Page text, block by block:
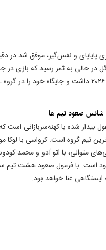
حالی به ثمر رسید که بازی در
متوالی، با اتو آدو و محمد
است. با فرمول صعود هشت تیم
غنا خواهد بود.